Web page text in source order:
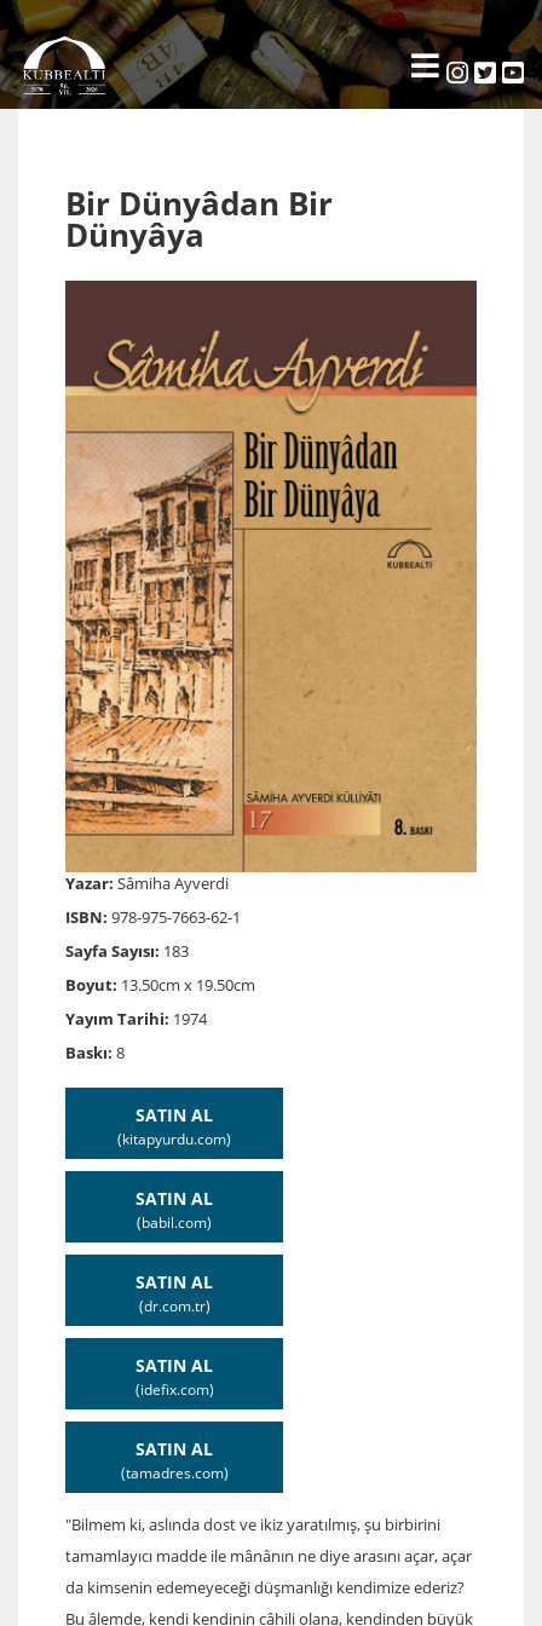
Bir Dünyâdan Bir
Dünyâya
Yazar: Sâmiha Ayverdi
ISBN: 978-975-7663-62-1
Sayfa Sayısı: 183
Boyut: 13.50cm x 19.50cm
Yayım Tarihi: 1974
Baskı: 8
SATIN AL
(kitapyurdu.com)
SATIN AL
(babil.com)
SATIN AL
(dr.com.tr)
SATIN AL
(idefix.com)
SATIN AL
(tamadres.com)
"Bilmem ki, aslında dost ve ikiz yaratılmış, şu birbirini
tamamlayıcı madde ile mânânın ne diye arasını açar, açar
da kimsenin edemeyeceği düşmanlığı kendimize ederiz?
Bu âlemde, kendi kendinin câhili olana, kendinden büyük